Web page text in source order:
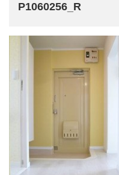
P1060256_R